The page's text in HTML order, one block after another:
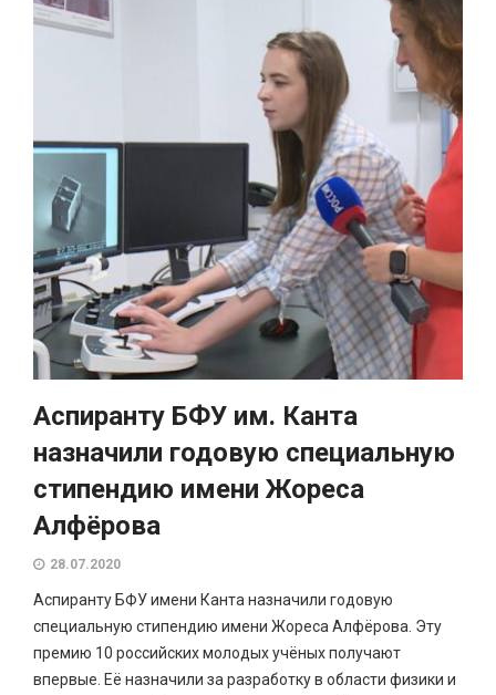
Аспиранту БФУ им. Канта
назначили годовую специальную
стипендию имени Жореса
Алфёрова
28.07.2020
Аспиранту БФУ имени Канта назначили годовую
специальную стипендию имени Жореса Алфёрова. Эту
премию 10 российских молодых учёных получают
впервые. Её назначили за разработку в области физики и